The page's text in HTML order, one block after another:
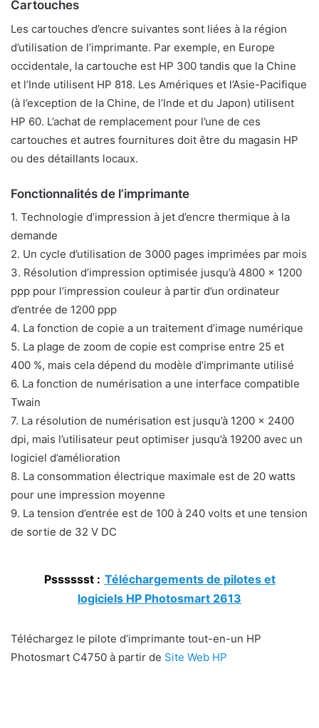
Cartouches
Les cartouches d’encre suivantes sont liées à la région
d’utilisation de l’imprimante. Par exemple, en Europe
occidentale, la cartouche est HP 300 tandis que la Chine
et l’Inde utilisent HP 818. Les Amériques et l’Asie-Pacifique
(à l’exception de la Chine, de l’Inde et du Japon) utilisent
HP 60. L’achat de remplacement pour l’une de ces
cartouches et autres fournitures doit être du magasin HP
ou des détaillants locaux.
Fonctionnalités de l’imprimante
1. Technologie d’impression à jet d’encre thermique à la
demande
2. Un cycle d’utilisation de 3000 pages imprimées par mois
3. Résolution d’impression optimisée jusqu’à 4800 x 1200
ppp pour l’impression couleur à partir d’un ordinateur
d’entrée de 1200 ppp
4. La fonction de copie a un traitement d’image numérique
5. La plage de zoom de copie est comprise entre 25 et
400 %, mais cela dépend du modèle d’imprimante utilisé
6. La fonction de numérisation a une interface compatible
Twain
7. La résolution de numérisation est jusqu’à 1200 x 2400
dpi, mais l’utilisateur peut optimiser jusqu’à 19200 avec un
logiciel d’amélioration
8. La consommation électrique maximale est de 20 watts
pour une impression moyenne
9. La tension d’entrée est de 100 à 240 volts et une tension
de sortie de 32 V DC
Psssssst : Téléchargements de pilotes et
logiciels HP Photosmart 2613
Téléchargez le pilote d’imprimante tout-en-un HP
Photosmart C4750 à partir de Site Web HP